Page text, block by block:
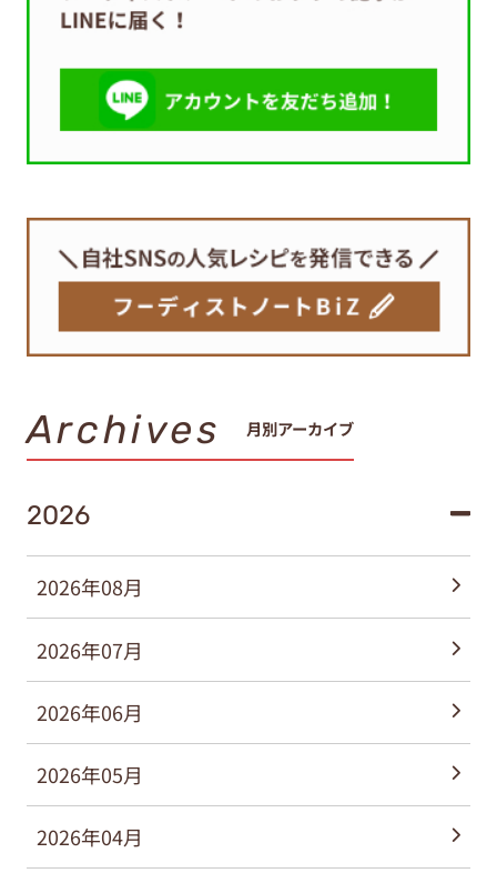
Archives 月別アーカイブ
2026
2026年08月
2026年07月
2026年06月
2026年05月
2026年04月